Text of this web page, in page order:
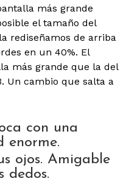
más grande
el tamaño del
rediseñamos de arriba
en un 40%. El
más grande que la del
Un cambio que salta a
con una
enorme.
ojos. Amigable
dedos.